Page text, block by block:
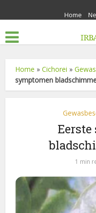
Home
Home »Cichorei »
symptomen
1 min